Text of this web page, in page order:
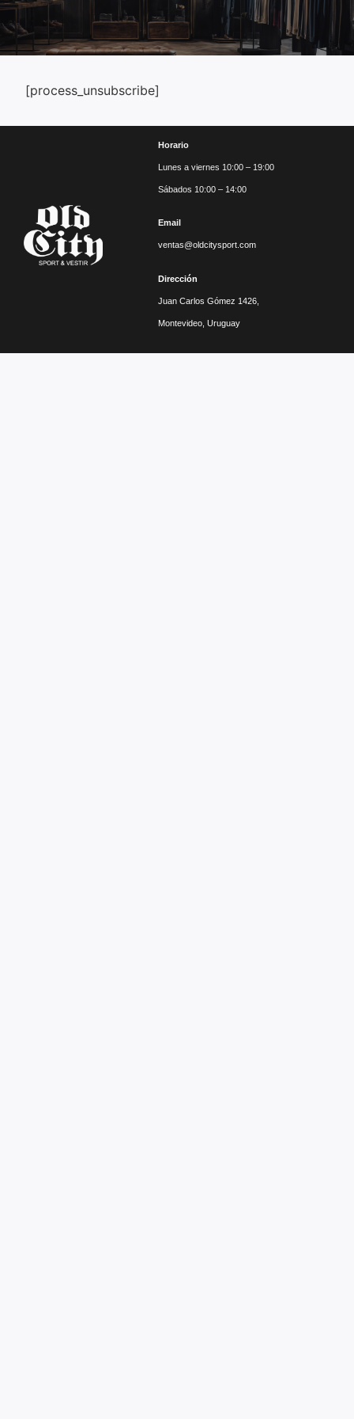
[process_unsubscribe]
Horario
Lunes a viernes 10:00 – 19:00
Sábados 10:00 – 14:00
Email
ventas@oldcitysport.com
Dirección
Juan Carlos Gómez 1426,
Montevideo, Uruguay